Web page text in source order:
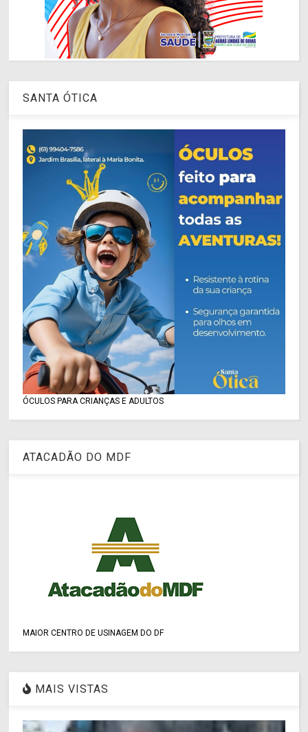
SANTA ÓTICA
ÓCULOS PARA CRIANÇAS E ADULTOS
ATACADÃO DO MDF
MAIOR CENTRO DE USINAGEM DO DF
MAIS VISTAS